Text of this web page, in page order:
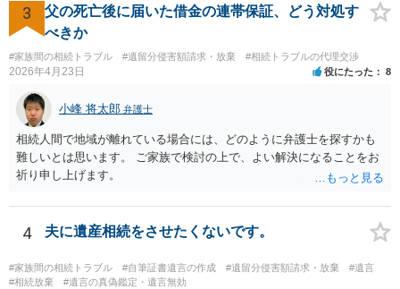
「面会に来てくれ」で、長男に聞くと「面会は出来ない。俺は携帯電
話の使い方を教える為に会っている」「母の話は聞かなくて良い」と
電話が切れました。その後の電話でも「食事に毒が入っている」「体
にチップが埋められている」等、おかしかったです。 当時の診療記
録、介護認定の資料、介護記録を取得して 弁護士に面談で相談された
方がよいと思います。
3
父の死亡後に届いた借金の連帯保証、どう対処す
べきか
#家族間の相続トラブル #遺留分侵害額請求・放棄 #相続トラブルの代理交渉
2026年4月23日 役にたった 8
小峰 将太郎 弁護士
相続人間で地域が離れている場合には、どのように弁護士を探すかも
難しいとは思います。 ご家族で検討の上で、よい解決になることをお
祈り申し上げます。
4 夫に遺産相続をさせたくないです。
#家族間の相続トラブル #自筆証書遺言の作成 #遺留分侵害額請求・放棄
#遺言
#相続放棄
#遺言の真偽鑑定・遺言無効